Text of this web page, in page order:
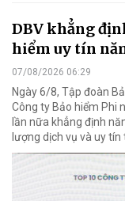
DBV khẳng
hiểm uy tín
07/08/2026 06:29
Ngày 6/8, Tập đoàn
Công ty Bảo hiểm Phi
lần nữa khẳng định
lượng dịch vụ và uy